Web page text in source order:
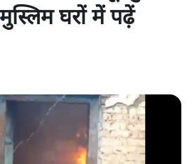
घरों में पढ़ें